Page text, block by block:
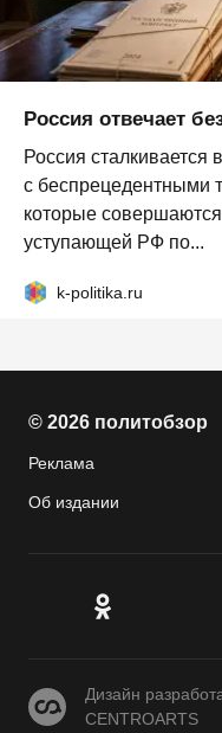
Россия отвечает
Россия сталкивается
с беспрецедентными
которые
уступающей РФ по...
k-politika.ru
© 2026 политобзор
Реклама
Об издании
CENTROARTS